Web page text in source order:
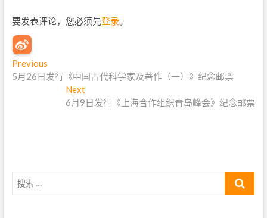
要发表评论，您必须先登录。
文
章
Previous
r
s
5月26日发行《中国古代科学家及著作（一）》纪念邮票
Next
e
:
6月9日发行《上海合作组织青岛峰会》纪念邮票